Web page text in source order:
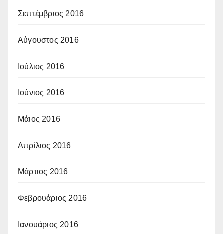
Σεπτέμβριος 2016
Αύγουστος 2016
Ιούλιος 2016
Ιούνιος 2016
Μάιος 2016
Απρίλιος 2016
Μάρτιος 2016
Φεβρουάριος 2016
Ιανουάριος 2016